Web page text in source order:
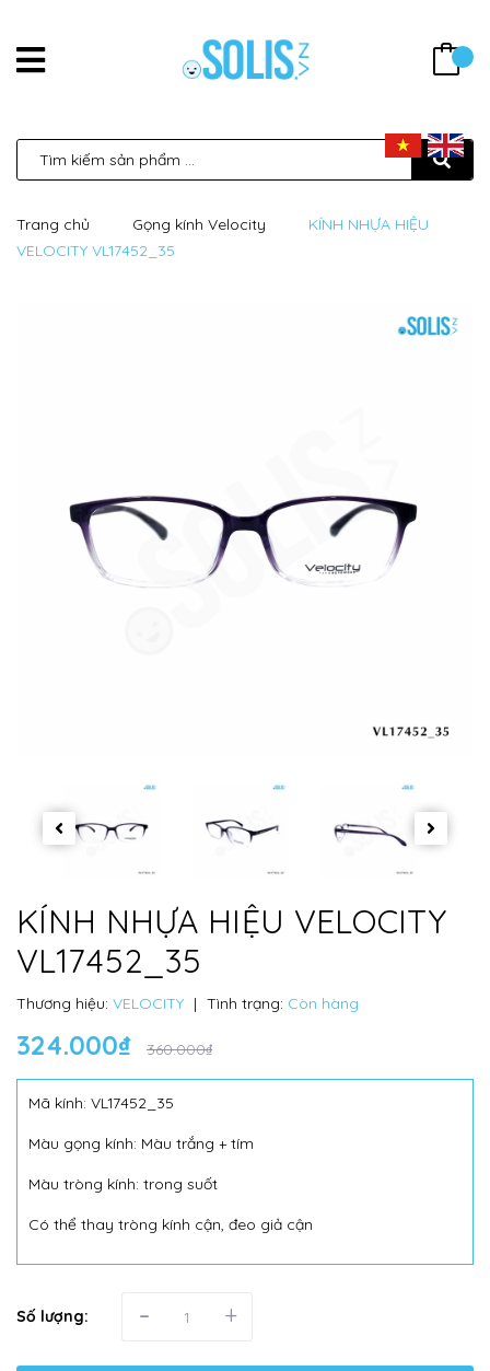
Trang chủ Gọng kính Velocity
KÍNH NHỰA HIỆU
VELOCITY VL17452_35
KÍNH NHỰA HIỆU VELOCITY
VL17452_35
Thương hiệu: VELOCITY | Tình trạng: Còn hàng
324.000₫ 360.000₫
Mã kính: VL17452_35
Màu gọng kính: Màu trắng + tím
Màu tròng kính: trong suốt
Có thể thay tròng kính cận, đeo giả cận
Số lượng: - +